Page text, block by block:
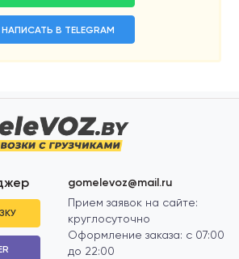
НАПИСАТЬ В TELEGRAM
gomelevoz@mail.ru
Прием заявок на сайте:
круглосуточно
Оформление заказа: с 07:00
до 22:00